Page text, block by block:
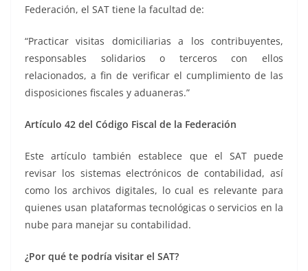
Federación, el SAT tiene la facultad de:
“Practicar visitas domiciliarias a los contribuyentes,
responsables solidarios o terceros con ellos
relacionados, a fin de verificar el cumplimiento de las
disposiciones fiscales y aduaneras.”
Artículo 42 del Código Fiscal de la Federación
Este artículo también establece que el SAT puede
revisar los sistemas electrónicos de contabilidad, así
como los archivos digitales, lo cual es relevante para
quienes usan plataformas tecnológicas o servicios en la
nube para manejar su contabilidad.
¿Por qué te podría visitar el SAT?